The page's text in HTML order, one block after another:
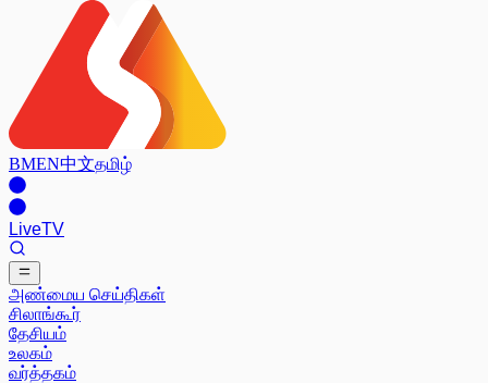
BMEN中文தமிழ்
LiveTV
அண்மைய செய்திகள்
சிலாங்கூர்
தேசியம்
உலகம்
வர்த்தகம்